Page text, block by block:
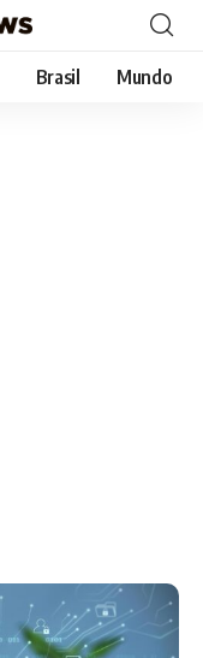
Brasil Mundo